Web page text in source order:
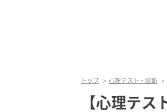
トップ 心理テスト・診断
【心理テ